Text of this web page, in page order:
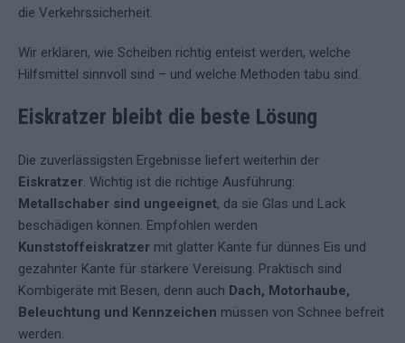
die Verkehrssicherheit.
Wir erklären, wie Scheiben richtig enteist werden, welche
Hilfsmittel sinnvoll sind – und welche Methoden tabu sind.
Eiskratzer bleibt die beste Lösung
Die zuverlässigsten Ergebnisse liefert weiterhin der
Eiskratzer. Wichtig ist die richtige Ausführung:
Metallschaber sind ungeeignet, da sie Glas und Lack
beschädigen können. Empfohlen werden
Kunststoffeiskratzer mit glatter Kante für dünnes Eis und
gezahnter Kante für stärkere Vereisung. Praktisch sind
Kombigeräte mit Besen, denn auch Dach, Motorhaube,
Beleuchtung und Kennzeichen müssen von Schnee befreit
werden.